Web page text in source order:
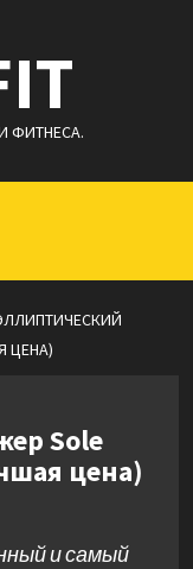
ФИТНЕСА.
ЦЕНА)
Sole
цена)
и самый